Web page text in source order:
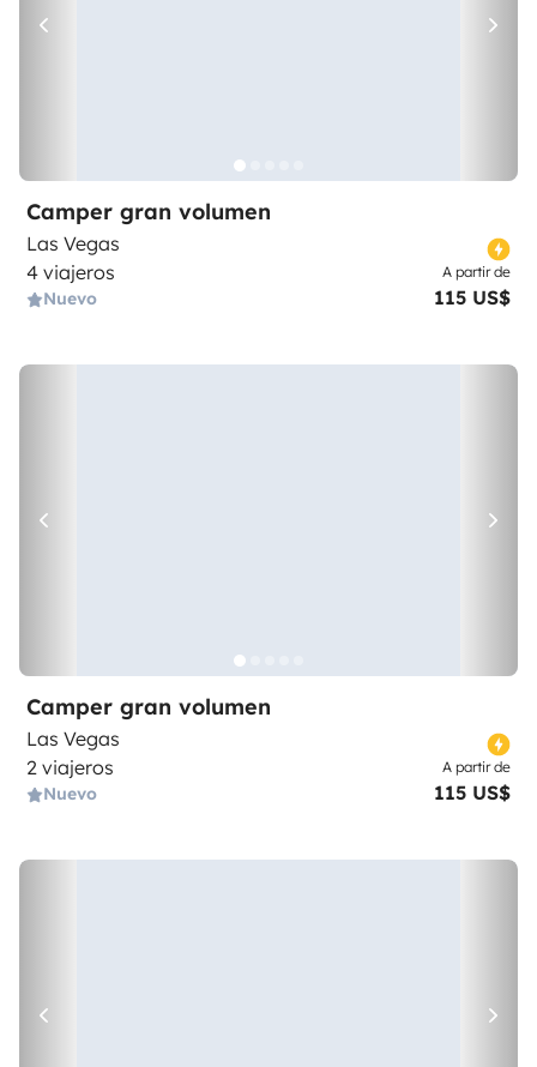
Camper gran volumen
Las Vegas
4 viajeros
Nuevo
A partir de
115 US$
Camper gran volumen
Las Vegas
2 viajeros
Nuevo
A partir de
115 US$